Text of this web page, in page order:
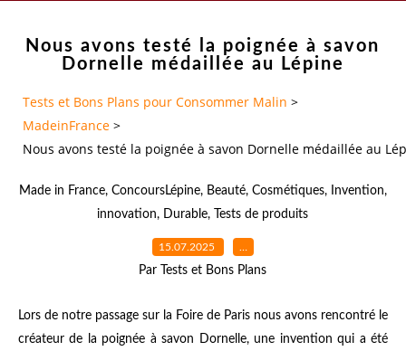
Nous avons testé la poignée à savon
Dornelle médaillée au Lépine
Tests et Bons Plans pour Consommer Malin >
MadeinFrance >
Nous avons testé la poignée à savon Dornelle médaillée au
Made in France, ConcoursLépine, Beauté, Cosmétiques, Invention,
innovation, Durable, Tests de produits
15.07.2025 …
Par Tests et Bons Plans
Lors de notre passage sur la Foire de Paris nous avons rencontré le
créateur de la poignée à savon Dornelle, une invention qui a été